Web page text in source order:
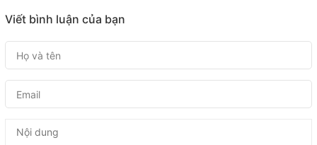
Viết bình luận của bạn